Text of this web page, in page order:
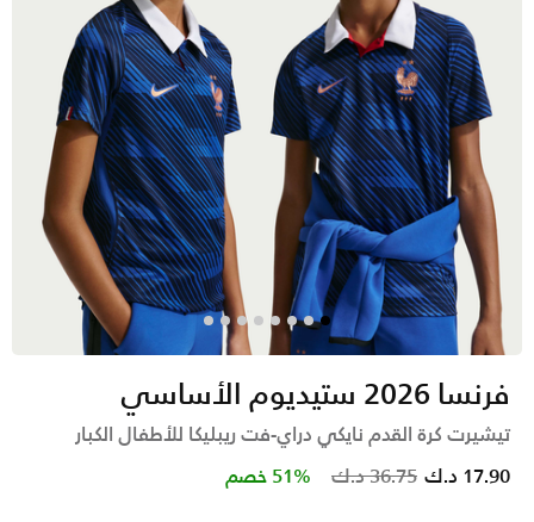
فرنسا 2026 ستيديوم الأساسي
تيشيرت كرة القدم نايكي دراي-فت ريبليكا للأطفال الكبار
Price reduced from
36.75 د.ك to 17.90 د.ك 51% خصم